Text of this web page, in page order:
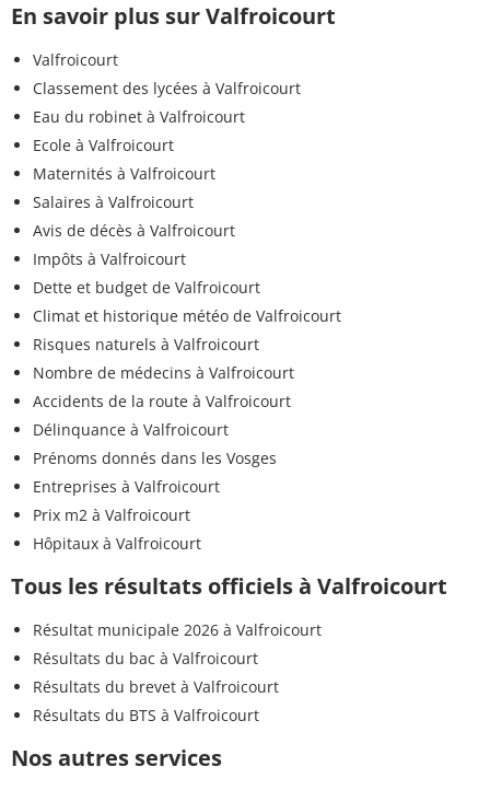
En savoir plus sur Valfroicourt
Valfroicourt
Classement des lycées à Valfroicourt
Eau du robinet à Valfroicourt
Ecole à Valfroicourt
Maternités à Valfroicourt
Salaires à Valfroicourt
Avis de décès à Valfroicourt
Impôts à Valfroicourt
Dette et budget de Valfroicourt
Climat et historique météo de Valfroicourt
Risques naturels à Valfroicourt
Nombre de médecins à Valfroicourt
Accidents de la route à Valfroicourt
Délinquance à Valfroicourt
Prénoms donnés dans les Vosges
Entreprises à Valfroicourt
Prix m2 à Valfroicourt
Hôpitaux à Valfroicourt
Tous les résultats officiels à Valfroicourt
Résultat municipale 2026 à Valfroicourt
Résultats du bac à Valfroicourt
Résultats du brevet à Valfroicourt
Résultats du BTS à Valfroicourt
Nos autres services